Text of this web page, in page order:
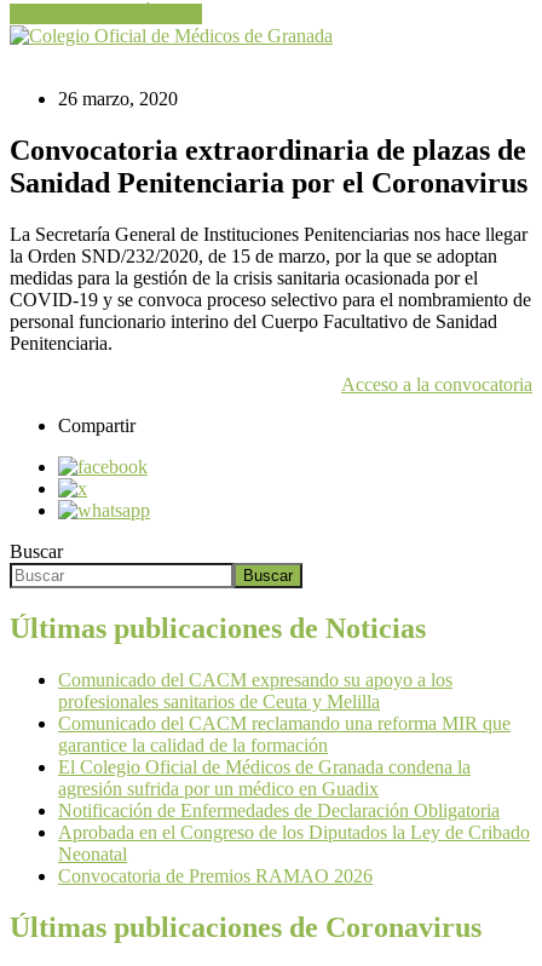
26 marzo, 2020
Convocatoria extraordinaria de plazas de
Sanidad Penitenciaria por el Coronavirus
La Secretaría General de Instituciones Penitenciarias nos hace llegar
la Orden SND/232/2020, de 15 de marzo, por la que se adoptan
medidas para la gestión de la crisis sanitaria ocasionada por el
COVID-19 y se convoca proceso selectivo para el nombramiento de
personal funcionario interino del Cuerpo Facultativo de Sanidad
Penitenciaria.
Acceso a la convocatoria
Compartir
Buscar
Buscar
Últimas publicaciones de Noticias
Comunicado del CACM expresando su apoyo a los
profesionales sanitarios de Ceuta y Melilla
Comunicado del CACM reclamando una reforma MIR que
garantice la calidad de la formación
El Colegio Oficial de Médicos de Granada condena la
agresión sufrida por un médico en Guadix
Notificación de Enfermedades de Declaración Obligatoria
Aprobada en el Congreso de los Diputados la Ley de Cribado
Neonatal
Convocatoria de Premios RAMAO 2026
Últimas publicaciones de Coronavirus